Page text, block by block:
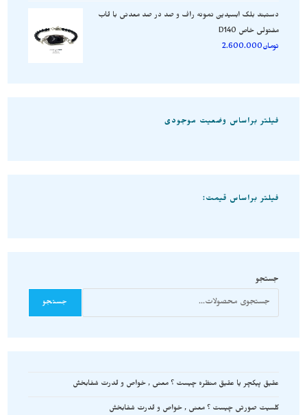
دستبند بلک ابسیدین نمونه راف و صد در صد معدنی با قاب
مفتولی خاص D140
تومان2.600.000
فیلتر براساس وضعیت موجودی
فیلتر براساس قیمت:
جستجو
جستجو
عقیق پیکچر یا عقیق منظره چیست ؟ معنی , خواص و قدرت شفابخش
کلسیت صورتی چیست ؟ معنی , خواص و قدرت شفابخش